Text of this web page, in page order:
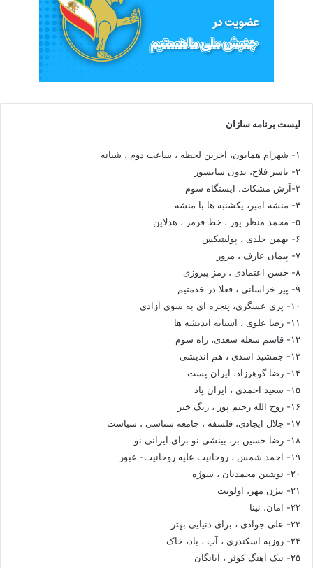
لیست برنامه سازان
۱- شهرام همایون، آخرین لحظه ، ساعت دوم ، شبانه
۲- یاسر فلاح، بدون سانسور
۳-آرش مشکات، ایستگاه سوم
۴- منشه امیر، یکشنبه ها با منشه
۵- محمد منظر پور ، خط قرمز ، هدلاین
۶- بهمن جلدی ، پولیتیکس
۷- پیمان عارف ، مرور
۸- حسن اعتمادی ، رمز پیروزی
۹- پیر خراسانی ، فعلا در خدمتیم
۱۰- پری عسگری، پنجره ای به سوی آزادی
۱۱- رضا علوی ، آشیانه اندیشه ها
۱۲- قاسم شعله سعدی، راه سوم
۱۳- جمشید اسدی ، هم اندیشی
۱۴- رضا گوهرزاد، ایران پست
۱۵- سعید احمدی ، ایران پاد
۱۶- روح الله رحیم پور ، زنگ خبر
۱۷- جلال ایجادی، فلسفه ، جامعه شناسی ، سیاست
۱۸- رضا حسین بر، بینشی نو برای ایرانی نو
۱۹- احمد شمس ، روحانیت علیه روحانیت- عبور
۲۰- نوشین محمدیان ، سوژه
۲۱- بیژن مهر، اولویت
۲۲- امان، نینا
۲۳- علی جوادی ، برای دنیایی بهتر
۲۴- روزبه اسکندری ، آب ، باد، خاک
۲۵- نیک آهنگ کوثر ، آبانگان